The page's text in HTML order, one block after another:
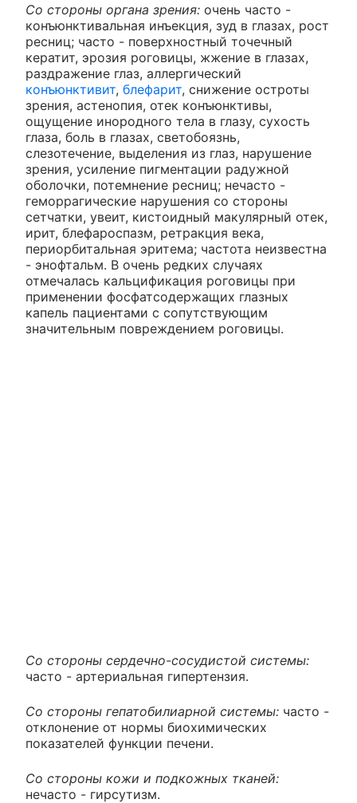
Со стороны органа зрения: очень часто -
конъюнктивальная инъекция, зуд в глазах, рост
ресниц; часто - поверхностный точечный
кератит, эрозия роговицы, жжение в глазах,
раздражение глаз, аллергический
конъюнктивит, блефарит, снижение остроты
зрения, астенопия, отек конъюнктивы,
ощущение инородного тела в глазу, сухость
глаза, боль в глазах, светобоязнь,
слезотечение, выделения из глаз, нарушение
зрения, усиление пигментации радужной
оболочки, потемнение ресниц; нечасто -
геморрагические нарушения со стороны
сетчатки, увеит, кистоидный макулярный отек,
ирит, блефароспазм, ретракция века,
периорбитальная эритема; частота неизвестна
- энофтальм. В очень редких случаях
отмечалась кальцификация роговицы при
применении фосфатсодержащих глазных
капель пациентами с сопутствующим
значительным повреждением роговицы.
Со стороны сердечно-сосудистой системы:
часто - артериальная гипертензия.
Со стороны гепатобилиарной системы: часто -
отклонение от нормы биохимических
показателей функции печени.
Со стороны кожи и подкожных тканей:
нечасто - гирсутизм.